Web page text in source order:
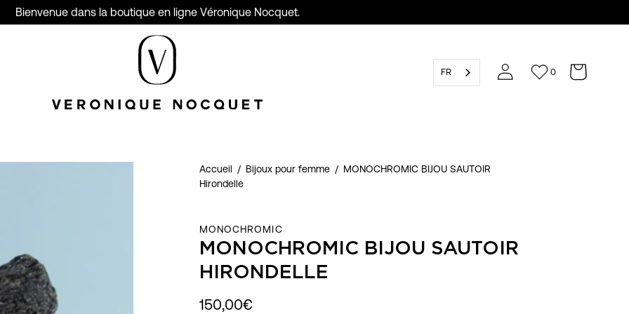
Bienvenue dans la boutique en ligne Véronique Nocquet.
FR 0
Accueil / Bijoux pour femme / MONOCHROMIC BIJOU SAUTOIR
Hirondelle
MONOCHROMIC
MONOCHROMIC BIJOU SAUTOIR
HIRONDELLE
150,00€